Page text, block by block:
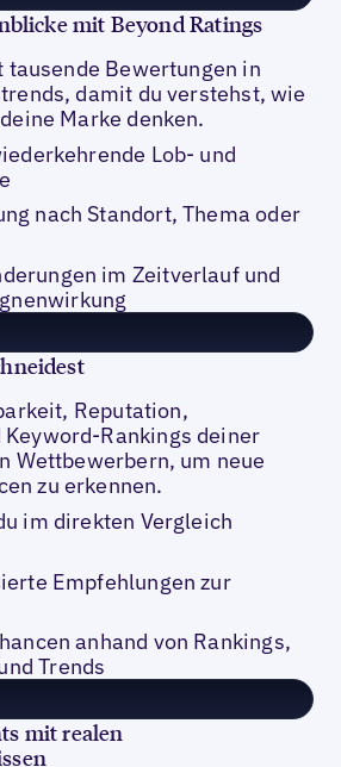
mit Beyond Ratings
tausende Bewertungen in
damit du verstehst, wie
Marke denken.
Lob- und
nach Standort, Thema oder
im Zeitverlauf und
Reputation,
Keyword-Rankings deiner
Wettbewerbern, um neue
zu erkennen.
im direkten Vergleich
Empfehlungen zur
anhand von Rankings,
Trends
mit realen